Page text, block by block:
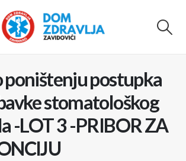
poništenju postupka
stomatološkog
-LOT 3 -PRIBOR ZA